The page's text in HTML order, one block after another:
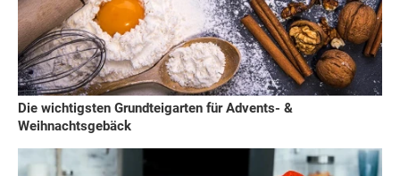
Die wichtigsten Grundteigarten für Advents- &
Weihnachtsgebäck